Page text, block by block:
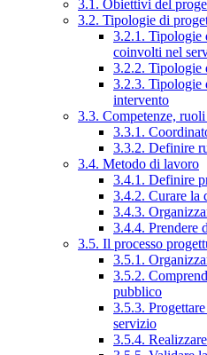
3.1. Obiettivi del
3.2. Tipologie di
3.2.1. Tipologie
coinvolti nel
3.2.2. Tipologie
3.2.3. Tipologie
intervento
3.3. Competenze,
3.3.1.
3.3.2. Definire
3.4. Metodo di lavoro
3.4.1. Definire
3.4.2. Curare la
3.4.3.
3.4.4. Prendere
3.5. Il processo
3.5.1.
3.5.2.
pubblico
3.5.3.
servizio
3.5.4.